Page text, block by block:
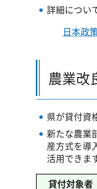
詳細につい
日本政
農業改
県が貸付資
新たな農業
産方式を導
活用できま
貸付対象者